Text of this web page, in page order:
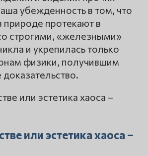
убежденность в том, что
природе протекают в
строгими, «железными»
и укрепилась только
физики, получившим
или эстетика хаоса –